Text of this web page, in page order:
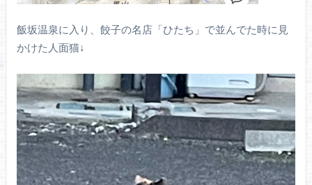
飯坂温泉に入り、餃子の名店「ひたち」で並んでた時に見
かけた人面猫↓